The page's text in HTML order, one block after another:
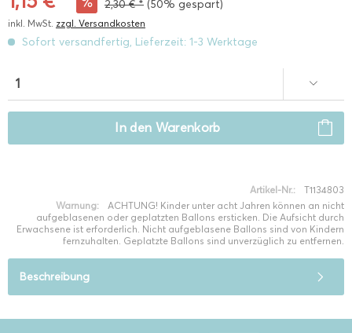
2,30 € * (50% gespart)
inkl. MwSt. zzgl. Versandkosten
Sofort versandfertig, Lieferzeit: 1-3 Werktage
In den Warenkorb
Artikel-Nr.:
T1134803
Warnung:
ACHTUNG! Kinder unter acht Jahren können an nicht
aufgeblasenen oder geplatzten Ballons ersticken. Die Aufsicht durch
Erwachsene ist erforderlich. Nicht aufgeblasene Ballons sind von Kindern
fernzuhalten. Geplatzte Ballons sind unverzüglich zu entfernen.
Beschreibung